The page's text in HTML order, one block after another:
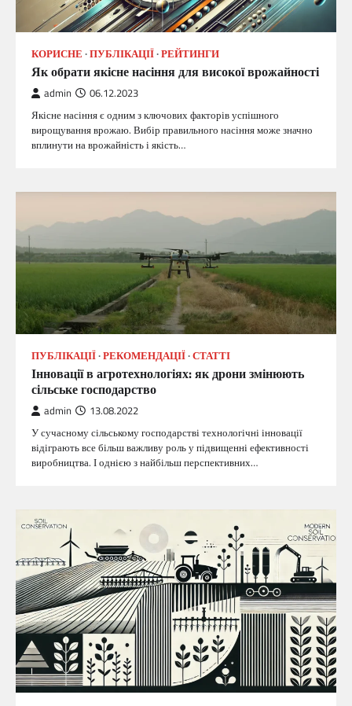
КОРИСНЕ ПУБЛІКАЦІЇ РЕЙТИНГИ
Як обрати якісне насіння для високої врожайності
admin 06.12.2023
Якісне насіння є одним з ключових факторів успішного
вирощування врожаю. Вибір правильного насіння може значно
вплинути на врожайність і якість…
ПУБЛІКАЦІЇ РЕКОМЕНДАЦІЇ СТАТТІ
Інновації в агротехнологіях: як дрони змінюють
сільське господарство
admin 13.08.2022
У сучасному сільському господарстві технологічні інновації
відіграють все більш важливу роль у підвищенні ефективності
виробництва. І однією з найбільш перспективних…